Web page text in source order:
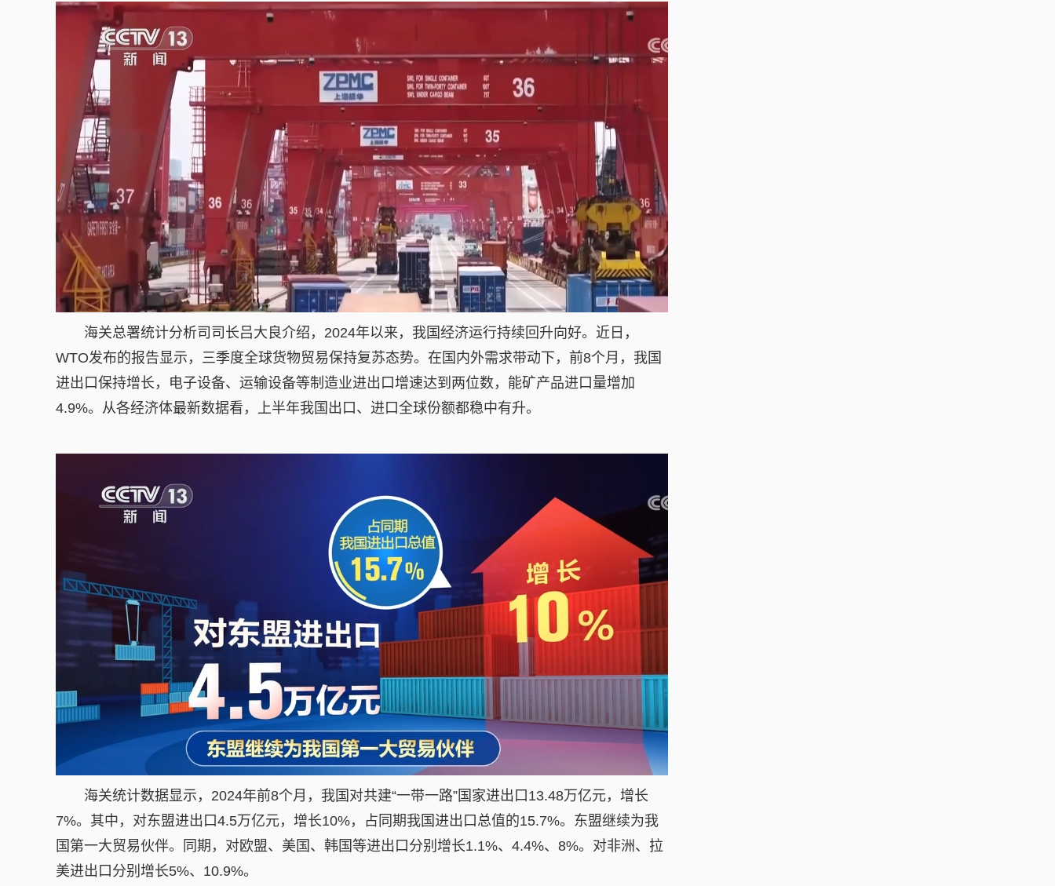
海关总署统计分析司司长吕大良介绍，2024年以来，我国经济运行持续回升向好。近日，
WTO发布的报告显示，三季度全球货物贸易保持复苏态势。在国内外需求带动下，前8个月，我国
进出口保持增长，电子设备、运输设备等制造业进出口增速达到两位数，能矿产品进口量增加
4.9%。从各经济体最新数据看，上半年我国出口、进口全球份额都稳中有升。
海关统计数据显示，2024年前8个月，我国对共建“一带一路”国家进出口13.48万亿元，增长
7%。其中，对东盟进出口4.5万亿元，增长10%，占同期我国进出口总值的15.7%。东盟继续为我
国第一大贸易伙伴。同期，对欧盟、美国、韩国等进出口分别增长1.1%、4.4%、8%。对非洲、拉
美进出口分别增长5%、10.9%。